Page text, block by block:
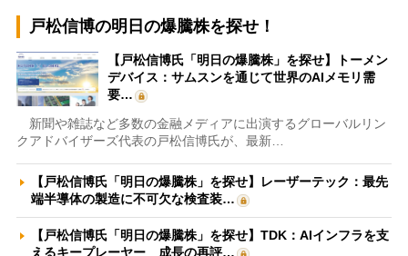
戸松信博の明日の爆騰株を探せ！
【戸松信博氏「明日の爆騰株」を探せ】トーメン
デバイス：サムスンを通じて世界のAIメモリ需
要…
新聞や雑誌など多数の金融メディアに出演するグローバルリン
クアドバイザーズ代表の戸松信博氏が、最新…
【戸松信博氏「明日の爆騰株」を探せ】レーザーテック：最先
端半導体の製造に不可欠な検査装…
【戸松信博氏「明日の爆騰株」を探せ】TDK：AIインフラを支
えるキープレーヤー 成長の再評…